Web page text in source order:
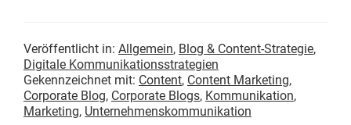
Veröffentlicht in: Allgemein, Blog & Content-Strategie,
Digitale Kommunikationsstrategien
Gekennzeichnet mit: Content, Content Marketing,
Corporate Blog, Corporate Blogs, Kommunikation,
Marketing, Unternehmenskommunikation